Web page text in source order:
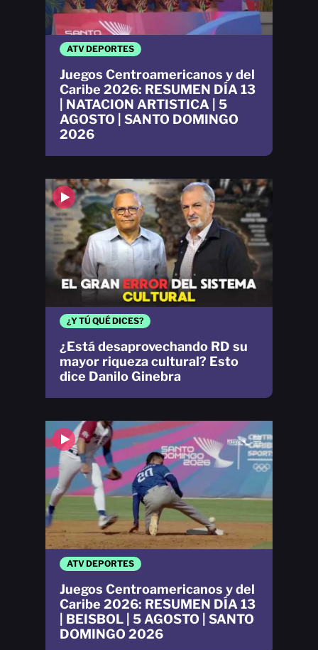
ATV DEPORTES
Juegos Centroamericanos y del
Caribe 2026: RESUMEN DÍA 13
| BEISBOL | 5 AGOSTO | SANTO
DOMINGO 2026
¿Y TÚ QUÉ DICES?
¿Está desaprovechando RD su
mayor riqueza cultural? Esto
dice Danilo Ginebra
ATV DEPORTES
Juegos Centroamericanos y del
Caribe 2026: RESUMEN DÍA 13
| NATACION ARTISTICA | 5
AGOSTO | SANTO DOMINGO
2026